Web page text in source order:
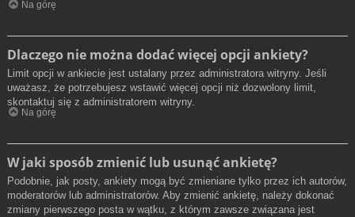
Na górę
Dlaczego nie można dodać więcej opcji ankiety?
Limit opcji w ankiecie jest ustalany przez administratora witryny. Jeśli
uważasz, że potrzebujesz wstawić więcej opcji niż dozwolony limit,
skontaktuj się z administratorem witryny.
Na górę
W jaki sposób zmienić lub usunąć ankietę?
Podobnie, jak posty, ankiety mogą być zmieniane tylko przez ich autorów,
moderatorów lub administratorów. Aby zmienić ankietę, należy dokonać
zmiany pierwszego posta w wątku, z którym zawsze związana jest